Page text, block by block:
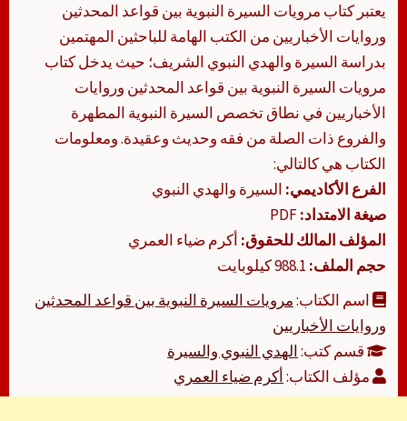
يعتبر كتاب مرويات السيرة النبوية بين قواعد المحدثين
وروايات الأخباريين من الكتب الهامة للباحثين المهتمين
بدراسة السيرة والهدي النبوي الشريف؛ حيث يدخل كتاب
مرويات السيرة النبوية بين قواعد المحدثين وروايات
الأخباريين في نطاق تخصص السيرة النبوية المطهرة
والفروع ذات الصلة من فقه وحديث وعقيدة. ومعلومات
الكتاب هي كالتالي:
الفرع الأكاديمي: السيرة والهدي النبوي
صيغة الامتداد:
المؤلف المالك للحقوق: أكرم ضياء العمري
حجم الملف:
اسم الكتاب:مرويات السيرة النبوية بين قواعد المحدثين
وروايات الأخباريين
قسم كتب:الهدي النبوي والسيرة
مؤلف الكتاب:أكرم ضياء العمري